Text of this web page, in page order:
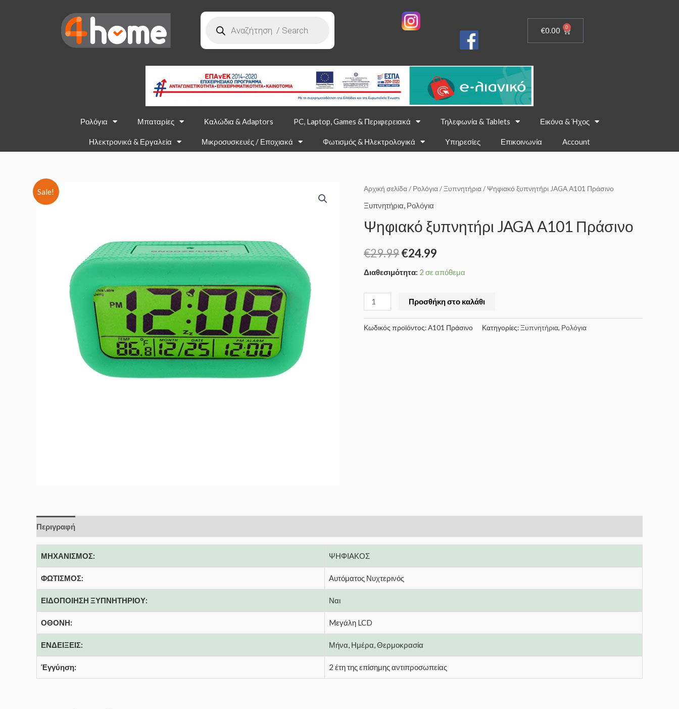
€0.00 0
Ρολόγια Μπαταρίες Καλώδια & Adaptors PC, Laptop, Games & Περιφερειακά Τηλεφωνία & Tablets Εικόνα & Ήχος
Ηλεκτρονικά & Εργαλεία Μικροσυσκευές / Εποχιακά Φωτισμός & Ηλεκτρολογικά Υπηρεσίες Επικοινωνία Account
Sale! Αρχική σελίδα/ Ρολόγια/ Ξυπνητήρια/ Ψηφιακό ξυπνητήρι JAGA A101 Πράσινο
Ξυπνητήρια, Ρολόγια
Ψηφιακό ξυπνητήρι JAGA A101 Πράσινο
€29.99€24.99
Διαθεσιμότητα: 2 σε απόθεμα
Προσθήκη στο καλάθι
Κωδικός προϊόντος:A101 Πράσινο Κατηγορίες:Ξυπνητήρια, Ρολόγια
Περιγραφή
ΜΗΧΑΝΙΣΜΟΣ: ΨΗΦΙΑΚΟΣ
ΦΩΤΙΣΜΟΣ: Αυτόματος Νυχτερινός
ΕΙΔΟΠΟΙΗΣΗ ΞΥΠΝΗΤΗΡΙΟΥ: Ναι
ΟΘΟΝΗ: Mεγάλη LCD
ΕΝΔΕΙΞΕΙΣ: Μήνα, Ημέρα, Θερμοκρασία
Έγγύηση: 2 έτη της επίσημης αντιπροσωπείας